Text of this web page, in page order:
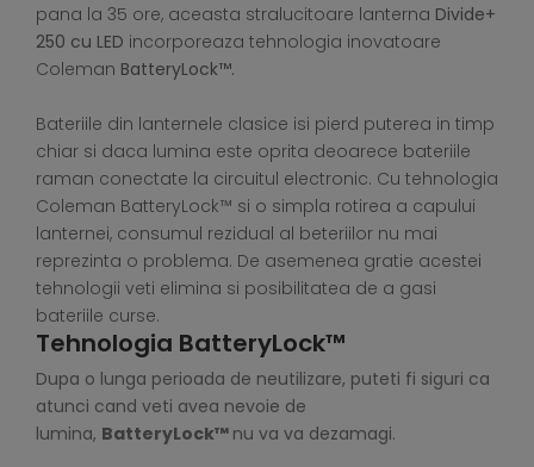
pana la 35 ore, aceasta stralucitoare lanterna Divide+
250 cu LED incorporeaza tehnologia inovatoare
Coleman BatteryLock™.
Bateriile din lanternele clasice isi pierd puterea in timp
chiar si daca lumina este oprita deoarece bateriile
raman conectate la circuitul electronic. Cu tehnologia
Coleman BatteryLock™ si o simpla rotirea a capului
lanternei, consumul rezidual al beteriilor nu mai
reprezinta o problema. De asemenea gratie acestei
tehnologii veti elimina si posibilitatea de a gasi
bateriile curse.
Tehnologia BatteryLock™
Dupa o lunga perioada de neutilizare, puteti fi siguri ca
atunci cand veti avea nevoie de
lumina, BatteryLock™ nu va va dezamagi.